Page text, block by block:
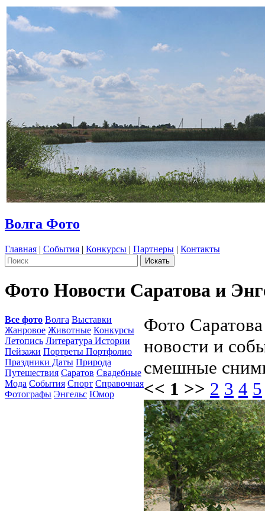
Волга Фото
Главная | События | Конкурсы | Партнеры | Контакты
Фото Новости Саратова и
Все фото Волга Выставки
Жанровое Животные Конкурсы
Летопись Литература Истории
Пейзажи Портреты Портфолио
Праздники Даты Природа
Путешествия Саратов Свадебные
Мода События Спорт Справочная
Фотографы Энгельс Юмор
Фото
новости и
смешные
<< 1 >> 2 3 4 5